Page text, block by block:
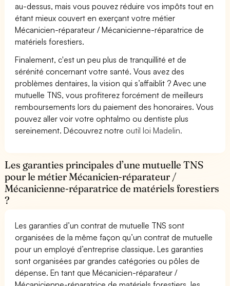
au-dessus, mais vous pouvez réduire vos impôts tout en
étant mieux couvert en exerçant votre métier
Mécanicien-réparateur / Mécanicienne-réparatrice de
matériels forestiers.
Finalement, c'est un peu plus de tranquillité et de
sérénité concernant votre santé. Vous avez des
problèmes dentaires, la vision qui s’affaiblit ? Avec une
mutuelle TNS, vous profiterez forcément de meilleurs
remboursements lors du paiement des honoraires. Vous
pouvez aller voir votre ophtalmo ou dentiste plus
sereinement. Découvrez notre outil loi Madelin.
Les garanties principales d’une mutuelle TNS
pour le métier Mécanicien-réparateur /
Mécanicienne-réparatrice de matériels forestiers
?
Les garanties d’un contrat de mutuelle TNS sont
organisées de la même façon qu’un contrat de mutuelle
pour un employé d’entreprise classique. Les garanties
sont organisées par grandes catégories ou pôles de
dépense. En tant que Mécanicien-réparateur /